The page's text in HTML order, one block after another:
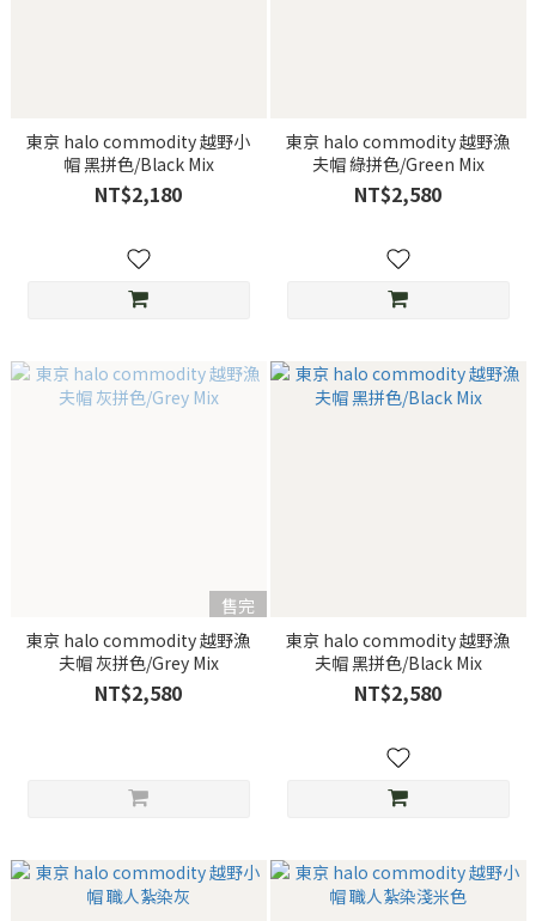
東京 halo commodity 越野小
帽 黑拼色/Black Mix
NT$2,180
東京 halo commodity 越野漁
夫帽 綠拼色/Green Mix
NT$2,580
售完
東京 halo commodity 越野漁
夫帽 灰拼色/Grey Mix
NT$2,580
東京 halo commodity 越野漁
夫帽 黑拼色/Black Mix
NT$2,580